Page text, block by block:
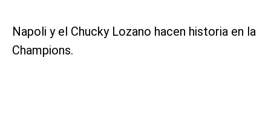
Napoli y el Chucky Lozano hacen historia en la
Champions.